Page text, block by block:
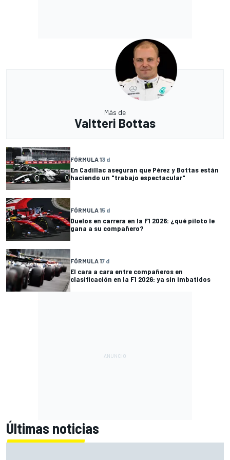
Más de
Valtteri Bottas
FÓRMULA 13 d
En Cadillac aseguran que Pérez y Bottas están
haciendo un "trabajo espectacular"
FÓRMULA 15 d
Duelos en carrera en la F1 2026: ¿qué piloto le
gana a su compañero?
FÓRMULA 17 d
El cara a cara entre compañeros en
clasificación en la F1 2026: ya sin imbatidos
Últimas noticias